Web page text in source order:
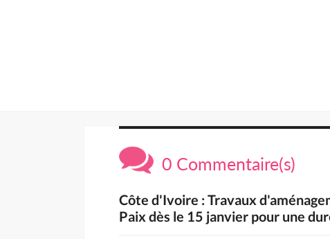
0 Commentaire(s)
Côte d'Ivoire : Travaux
Paix dès le 15 janvier pour une